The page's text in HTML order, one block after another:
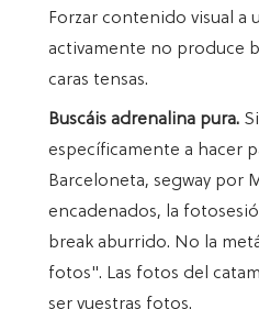
Forzar contenido visual a
activamente no produce
caras tensas.
Buscáis adrenalina pura.
específicamente a hacer
Barceloneta, segway por
encadenados, la
break aburrido. No la
fotos". Las fotos del
ser vuestras fotos.